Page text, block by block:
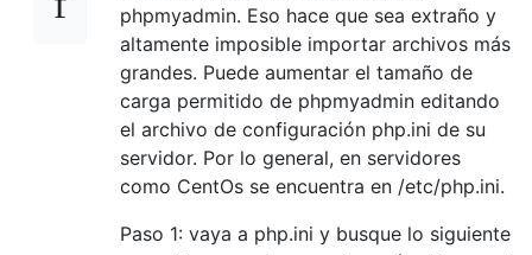
phpmyadmin. Eso hace que sea extraño y
altamente imposible importar archivos más
grandes. Puede aumentar el tamaño de
carga permitido de phpmyadmin editando
el archivo de configuración php.ini de su
servidor. Por lo general, en servidores
como CentOs se encuentra en /etc/php.ini.
Paso 1: vaya a php.ini y busque lo siguiente